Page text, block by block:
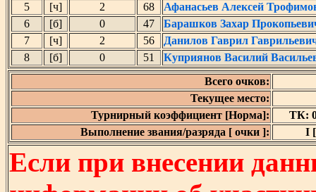
5
[ч] 2 68
Афанасьев Алексей
6
[б] 0 47
Барашков Захар
7
[ч] 2 56
Данилов Гаврил
8
[б] 0 51
Куприянов Василий
Всего очков:
Текущее место:
Турнирный коэффициент [Норма]:
ТК:
Выполнение звания/разряда [ очки ]:
I
Если при внесении